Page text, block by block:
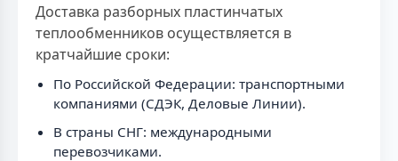
Доставка разборных пластинчатых
теплообменников осуществляется в
кратчайшие сроки:
По Российской Федерации: транспортными
компаниями (СДЭК, Деловые Линии).
В страны СНГ: международными
перевозчиками.